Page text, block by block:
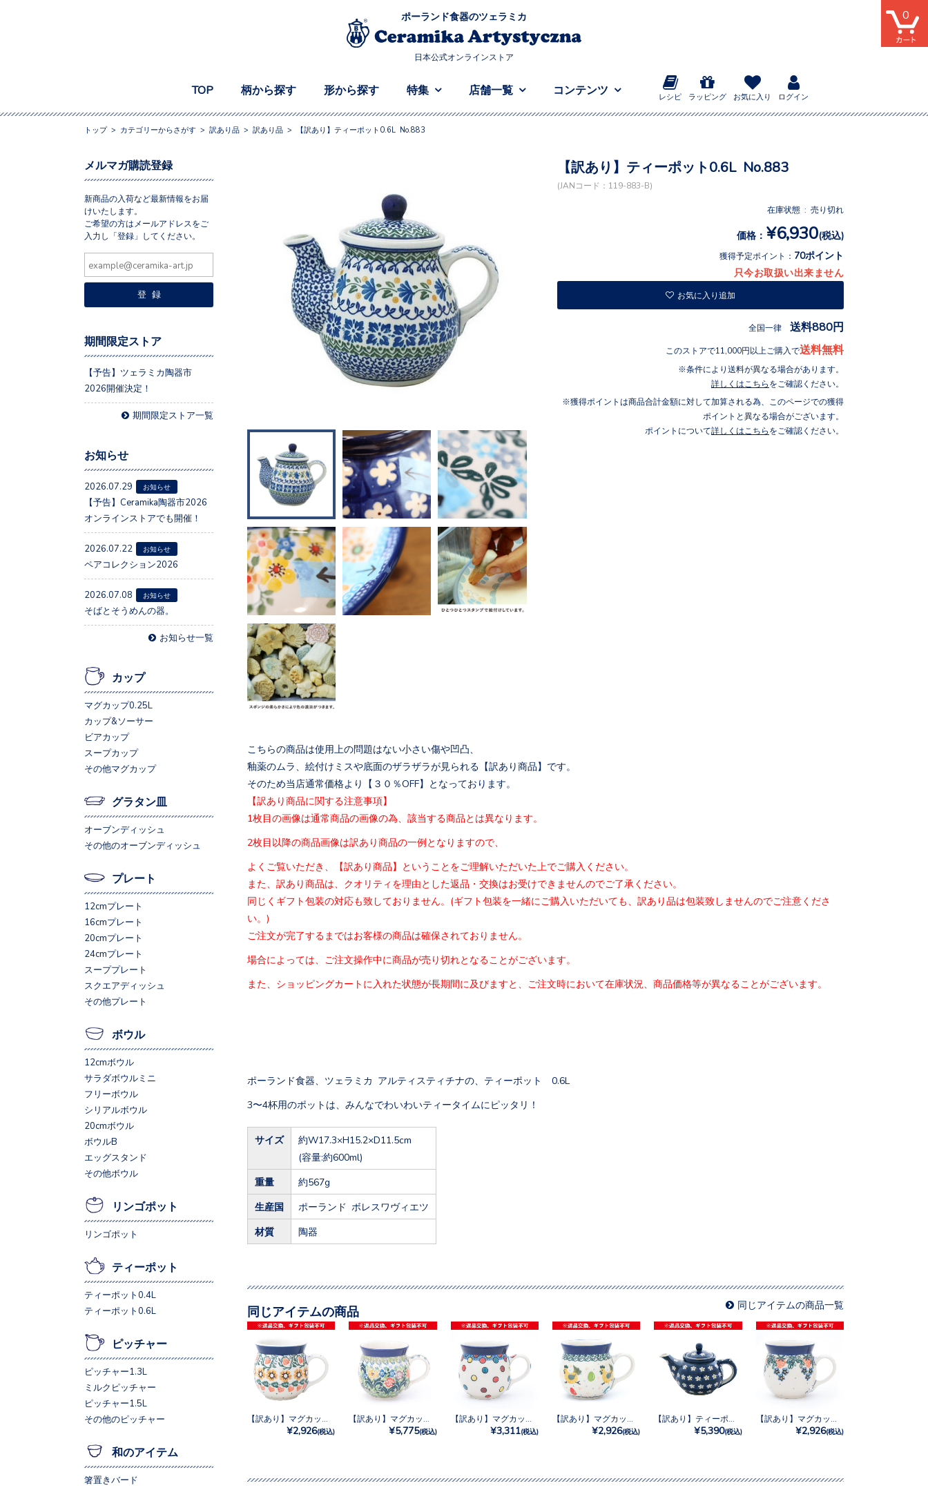
ポーランド食器のツェラミカ
日本公式オンラインストア
TOP 柄から探す 形から探す 特集 店舗一覧 コンテンツ
レシピ ラッピング お気に入り ログイン
0
トップ> カテゴリーからさがす > 訳あり品 > 訳あり品 > 【訳あり】ティーポット0.6L No.883
【訳あり】ティーポット0.6L No.883
(JANコード：119-883-B)
在庫状態 : 売り切れ
価格： ¥6,930(税込)
獲得予定ポイント： 70ポイント
只今お取扱い出来ません
お気に入り追加
全国一律 送料880円
このストアで11,000円以上ご購入で送料無料
条件により送料が異なる場合があります。
詳しくはこちら をご確認ください。
獲得ポイントは商品合計金額に対して加算される為、このページでの獲得
ポイントと異なる場合がございます。
ポイントについて詳しくはこちら をご確認ください。
こちらの商品は使用上の問題はない小さい傷や凹凸、
釉薬のムラ、絵付けミスや底面のザラザラが見られる【訳あり商品 】です。
そのため当店通常価格より【３０％OFF】となっております。
【訳あり商品に関する注意事項】
1枚目の画像は通常商品の画像の為、該当する商品とは異なります
2枚目以降の商品画像は訳あり商品の一例となりますので、
よくご覧いただき、【訳あり商品】ということをご理解いただいた 上でご購入ください。
また、訳あり商品は、クオリティを理由とした返品・交換はお受けできませんのでご了承ください。
同じくギフト包装の対応も致しておりません。(ギフト包装を一緒にご購入いただいても、 訳あり品は包装致しませんのでご注意くださ
い。)
ご注文が完了するまではお客様の商品は確保されておりません。
場合によっては、 ご注文操作中に商品が売り切れとなることがございます。
また、ショッピングカートに入れた状態が長期間に及びますと、 ご注文時において在庫状況、 商品価格等が異なることがございます。
ポーランド食器、ツェラミカ アルティスティチナの、ティーポット 0.6L
3〜4杯用のポットは、みんなでわいわいティータイムにピッタリ！
サイズ
約W17.3×H15.2×D11.5cm
(容量:約600ml)
重量 約567g
生産国 ポーランド ボレスワヴィエツ
材質 陶器
同じアイテムの商品 同じアイテムの商品一覧
¥2,926(税込) ¥5,775(税込) ¥3,311(税込) ¥2,926(税込) ¥5,390(税込) ¥2,926(税込)
メルマガ購読登録
新商品の入荷など最新情報をお届
けいたします。
ご希望の方はメールアドレスをご
入力し「登録」してください。
期間限定ストア
【予告】ツェラミカ陶器市
2026開催決定！
期間限定ストア一覧
お知らせ
2026.07.29 お知らせ
【予告】Ceramika陶器市2026
オンラインストアでも開催！
2026.07.22 お知らせ
ペアコレクション2026
2026.07.08 お知らせ
そばとそうめんの器。
お知らせ一覧
カップ
マグカップ0.25L
カップ&ソーサー
ビアカップ
スープカップ
その他マグカップ
グラタン皿
オーブンディッシュ
その他のオーブンディッシュ
プレート
12cmプレート
16cmプレート
20cmプレート
24cmプレート
スーププレート
スクエアディッシュ
その他プレート
ボウル
12cmボウル
サラダボウルミニ
フリーボウル
シリアルボウル
20cmボウル
ボウルB
エッグスタンド
その他ボウル
リンゴポット
リンゴポット
ティーポット
ティーポット0.4L
ティーポット0.6L
ピッチャー
ピッチャー1.3L
ミルクピッチャー
ピッチャー1.5L
その他のピッチャー
和のアイテム
箸置きバード